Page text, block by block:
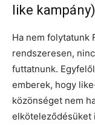
like
Ha nem folytatunk
rendszeresen,
futtatnunk.
emberek, hogy
közönséget nem
elköteleződésüket